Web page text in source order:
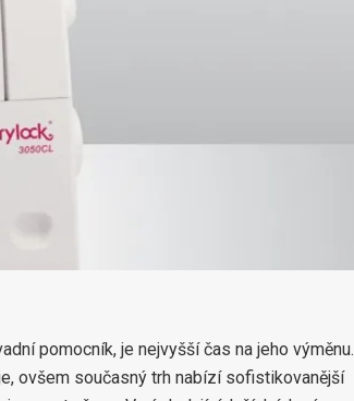
pomocník, je nejvyšší čas na jeho výměnu.
ovšem současný trh nabízí sofistikovanější